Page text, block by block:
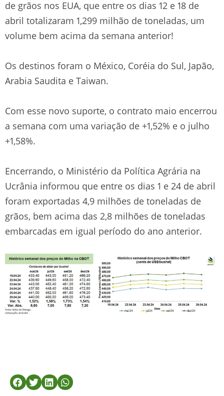
de grãos nos EUA, que entre os dias 12 e 18 de
abril totalizaram 1,299 milhão de toneladas, um
volume bem acima da semana anterior!
Os destinos foram o México, Coréia do Sul, Japão,
Arabia Saudita e Taiwan.
Com esse novo suporte, o contrato maio encerrou
a semana com uma variação de +1,52% e o julho
+1,58%.
Encerrando, o Ministério da Política Agrária na
Ucrânia informou que entre os dias 1 e 24 de abril
foram exportadas 4,9 milhões de toneladas de
grãos, bem acima das 2,8 milhões de toneladas
embarcadas em igual período do ano anterior.